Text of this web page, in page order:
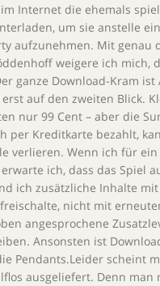
Internet die ehemals
um sie anstelle
aufzunehmen. Mit genau
weigere ich mich,
ganze Download-Kram ist
auf den zweiten Blick.
nur 99 Cent – aber die
per Kreditkarte bezahlt,
verlieren. Wenn ich für ein
ich, dass das Spiel
ich zusätzliche Inhalte
nicht mit
angesprochene
Ansonsten ist
Pendants.Leider scheint
ausgeliefert. Denn man